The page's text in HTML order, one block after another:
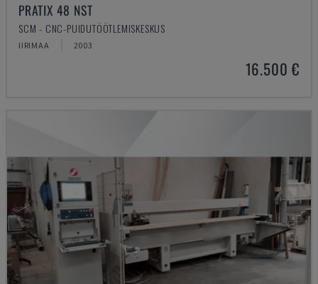
PRATIX 48 NST
SCM - CNC-PUIDUTÖÖTLEMISKESKUS
IIRIMAA 2003
16.500 €